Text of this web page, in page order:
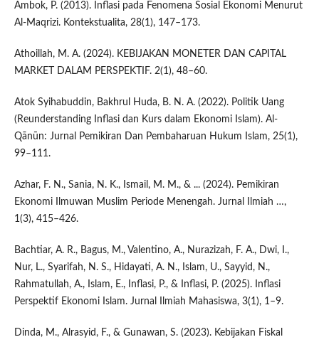
Ambok, P. (2013). Inflasi pada Fenomena Sosial Ekonomi Menurut
Al-Maqrizi. Kontekstualita, 28(1), 147–173.
Athoillah, M. A. (2024). KEBIJAKAN MONETER DAN CAPITAL
MARKET DALAM PERSPEKTIF. 2(1), 48–60.
Atok Syihabuddin, Bakhrul Huda, B. N. A. (2022). Politik Uang
(Reunderstanding Inflasi dan Kurs dalam Ekonomi Islam). Al-
Qānūn: Jurnal Pemikiran Dan Pembaharuan Hukum Islam, 25(1),
99–111.
Azhar, F. N., Sania, N. K., Ismail, M. M., & ... (2024). Pemikiran
Ekonomi Ilmuwan Muslim Periode Menengah. Jurnal Ilmiah …,
1(3), 415–426.
Bachtiar, A. R., Bagus, M., Valentino, A., Nurazizah, F. A., Dwi, I.,
Nur, L., Syarifah, N. S., Hidayati, A. N., Islam, U., Sayyid, N.,
Rahmatullah, A., Islam, E., Inflasi, P., & Inflasi, P. (2025). Inflasi
Perspektif Ekonomi Islam. Jurnal Ilmiah Mahasiswa, 3(1), 1–9.
Dinda, M., Alrasyid, F., & Gunawan, S. (2023). Kebijakan Fiskal